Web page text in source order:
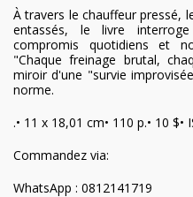
À travers le chauffeur pressé,
entassés, le livre
compromis quotidiens et
"Chaque freinage brutal,
miroir d'une "survie
norme.
.• 11 x 18,01 cm• ⁠110 р.• ⁠10 $•
Commandez via:
WhatsApp : 0812141719